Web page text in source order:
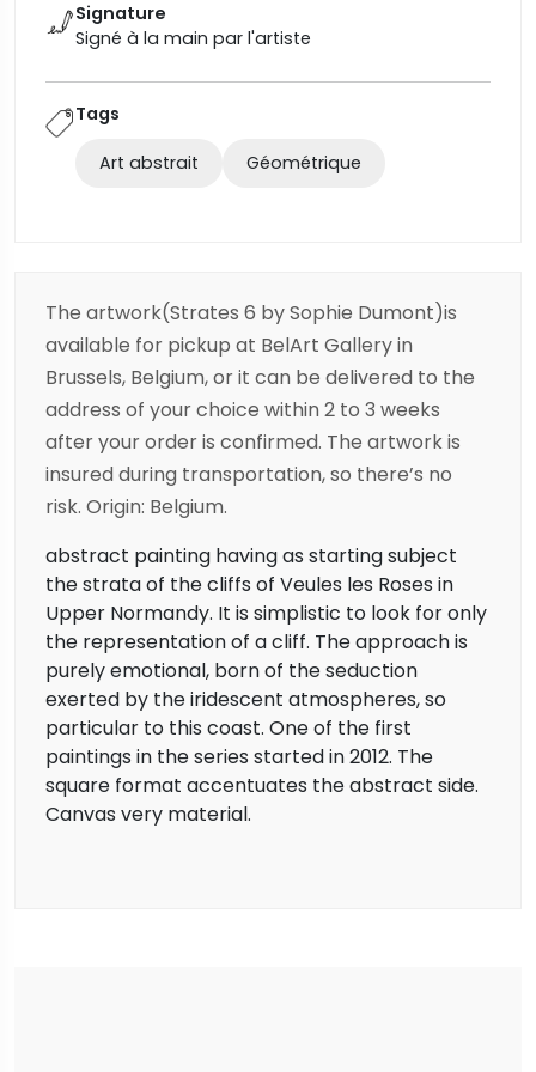
Signature
Signé à la main par l'artiste
Tags
Art abstrait Géométrique
The artwork(Strates 6 by Sophie Dumont)is
available for pickup at BelArt Gallery in
Brussels, Belgium, or it can be delivered to the
address of your choice within 2 to 3 weeks
after your order is confirmed. The artwork is
insured during transportation, so there’s no
risk. Origin: Belgium.
abstract painting having as starting subject
the strata of the cliffs of Veules les Roses in
Upper Normandy. It is simplistic to look for only
the representation of a cliff. The approach is
purely emotional, born of the seduction
exerted by the iridescent atmospheres, so
particular to this coast. One of the first
paintings in the series started in 2012. The
square format accentuates the abstract side.
Canvas very material.